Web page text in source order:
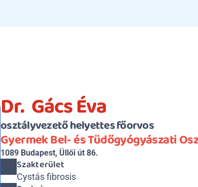
Dr.  Gács Éva
osztályvezető helyettes főorvos
Gyermek Bel- és Tüdőgyógyászati
1089 Budapest, Üllői út 86.
Szakterület
Cystás fibrosis